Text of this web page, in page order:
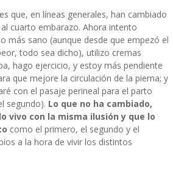
que, en líneas generales, han cambiado
cuarto embarazo. Ahora intento
más sano (aunque desde que empezó el
todo sea dicho), utilizo cremas
hago ejercicio, y estoy más pendiente
que mejore la circulación de la pierna; y
con el pasaje perineal para el parto
segundo). Lo que no ha cambiado,
vivo con la misma ilusión y que lo
como el primero, el segundo y el
a la hora de vivir los distintos